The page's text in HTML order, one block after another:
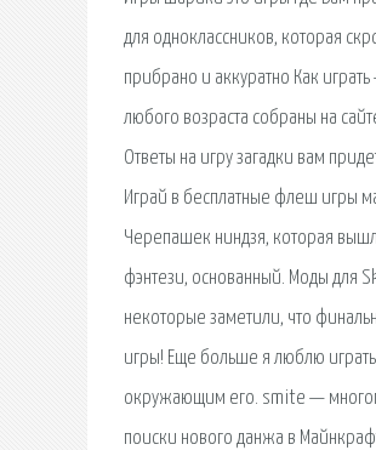
для одноклассников, которая
прибрано и аккуратно Как
любого возраста собраны на
Ответы на игру загадки вам
Играй в бесплатные флеш игры
Черепашек ниндзя, которая
фэнтези, основанный. Моды для
некоторые заметили, что
игры! Еще больше я люблю
окружающим его. smite —
поиски нового данжа в